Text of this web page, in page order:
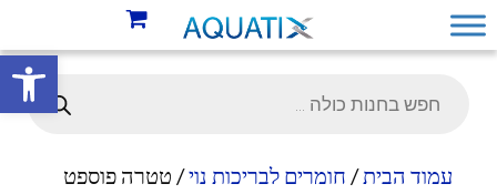
פתח
עמוד הבית/ חומרים לבריכות נוי/ טטרה פוספט